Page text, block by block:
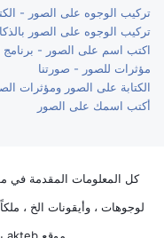
تركيب الوجوه على الصور -
تركيب الوجوه على الصور
اكتب اسم على الصور - برنامج
مؤثرات للصور - صورتنا
الكتابة على الصور ومؤثرات
أكتب اسمك على الصور
لوجوهات ، وأيقونات الخ ،
موقع akteb بإستثناء لوجو وأيقون akteb.